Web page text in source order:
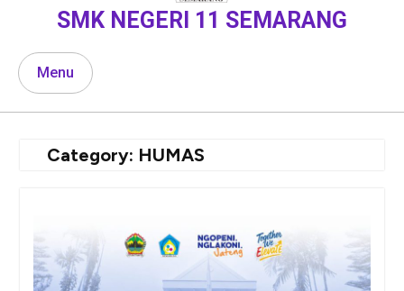
SMK NEGERI 11 SEMARANG
Menu
Category: HUMAS